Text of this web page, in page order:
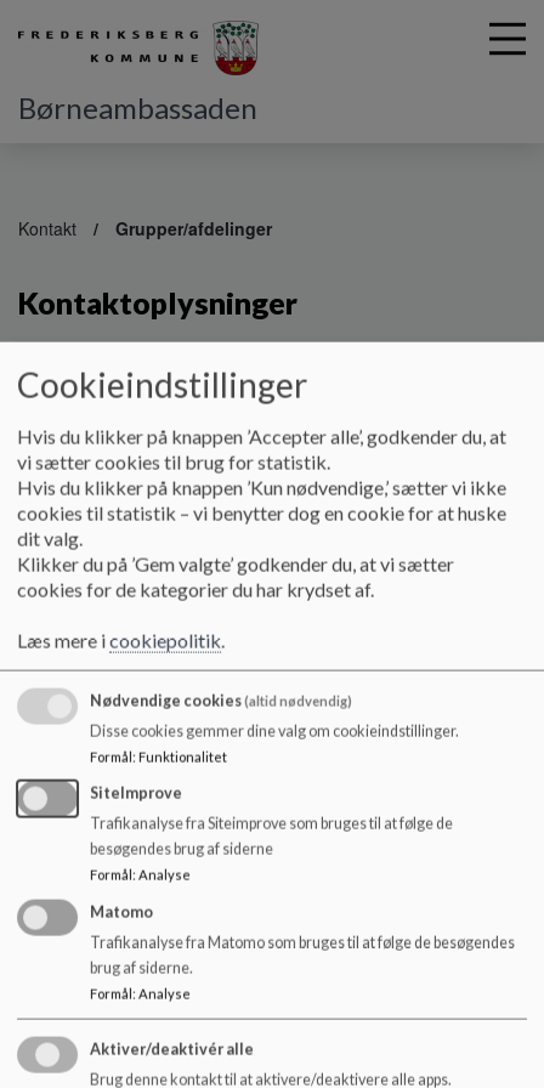
o
Børneambassaden
Kontakt Grupper/afdelinger
Kontaktoplysninger
Direkte telefonnumre til grupperne
Børnehavens Legeplads - 2898 0232
Gruppe 1 - 2898 0875
Gruppe 2 - 2898 0876
Gruppe 3 - 2898 0877
Gruppe 5 - 2898 0879
Gruppe 6 - 2898 0880
Gruppe 7 - 2898 0881
Gruppe 8 - 2898 0882
Gruppe 9 - 2898 0883
Gruppe 10 - 2898 0884
Gruppe 11 - 2898 0885
Gruppe 12 - 2898 0886
Gruppe 13 - 2898 0887
Cookieindstillinger
Hvis du klikker på knappen ’Accepter alle’, godkender du, at
vi sætter cookies til brug for statistik.
Hvis du klikker på knappen ’Kun nødvendige,’ sætter vi ikke
cookies til statistik – vi benytter dog en cookie for at huske
dit valg.
Klikker du på ’Gem valgte’ godkender du, at vi sætter
cookies for de kategorier du har krydset af.
Læs mere icookiepolitik.
Nødvendige cookies(altid nødvendig)
Disse cookies gemmer dine valg om cookieindstillinger.
Formål: Funktionalitet
SiteImprove
Trafikanalyse fra Siteimprove som bruges til at følge de
besøgendes brug af siderne
Formål : Analyse
Matomo
Trafikanalyse fra Matomo som bruges til at følge de besøgendes
brug af siderne.
Formål: Analyse
Aktiver/deaktivér alle
Brug denne kontakt til at aktivere/deaktivere alle apps.